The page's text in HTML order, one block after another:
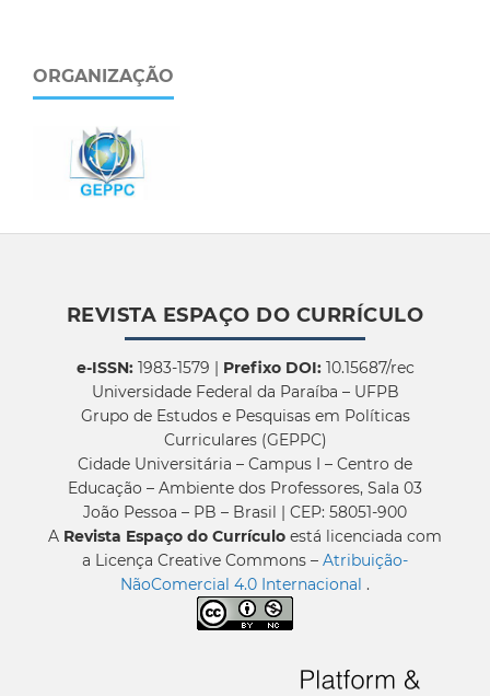
ORGANIZAÇÃO
REVISTA ESPAÇO DO CURRÍCULO
e-ISSN:1983-1579 | Prefixo DOI:10.15687/rec
Universidade Federal da Paraíba – UFPB
Grupo de Estudos e Pesquisas em Políticas
Curriculares (GEPPC)
Cidade Universitária – Campus I – Centro de
Educação – Ambiente dos Professores, Sala 03
João Pessoa – PB – Brasil | CEP: 58051-900
A Revista Espaço do Currículo está licenciada com
a Licença Creative Commons – Atribuição-
NãoComercial 4.0 Internacional .